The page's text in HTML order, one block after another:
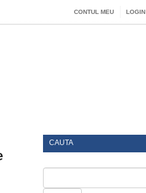
CONTUL MEU LOGIN
CAUTA